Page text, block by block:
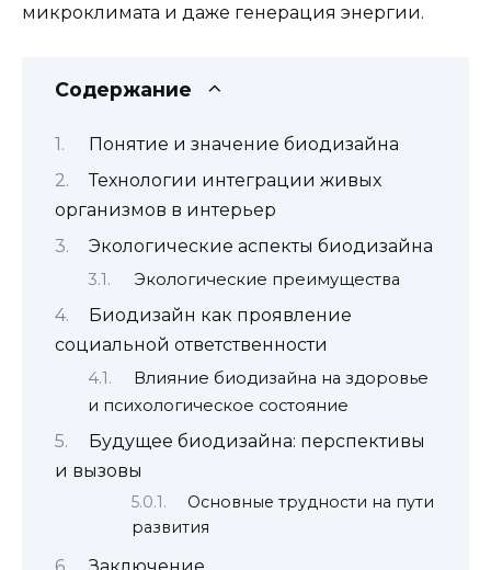
микроклимата и даже генерация энергии.
Содержание
Понятие и значение биодизайна
Технологии интеграции живых
организмов в интерьер
Экологические аспекты биодизайна
Экологические преимущества
Биодизайн как проявление
социальной ответственности
Влияние биодизайна на здоровье
и психологическое состояние
Будущее биодизайна: перспективы
и вызовы
Основные трудности на пути
развития